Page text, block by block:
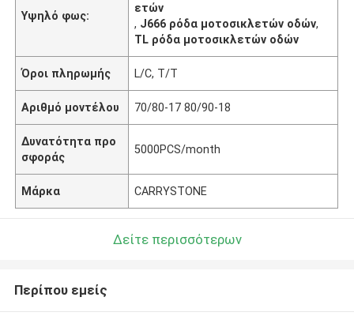
Υψηλό φως:
ετών
, J666 ρόδα μοτοσικλετών οδών,
TL ρόδα μοτοσικλετών οδών
Όροι πληρωμής L/C, T/T
Αριθμό μοντέλου 70/80-17 80/90-18
Δυνατότητα προ
σφοράς
5000PCS/month
Μάρκα CARRYSTONE
Δείτε περισσότερων
Περίπου εμείς